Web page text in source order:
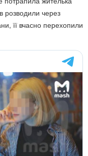
розводили через
її вчасно перехопили